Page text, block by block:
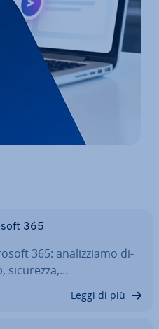
365
365: ana­liz­zia­mo di­
sicurezza,…
Leggi di più